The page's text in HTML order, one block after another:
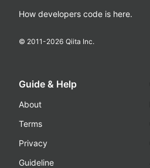
How developers code is here.
© 2011-2026 Qiita Inc.
Guide & Help
About
Terms
Privacy
Guideline